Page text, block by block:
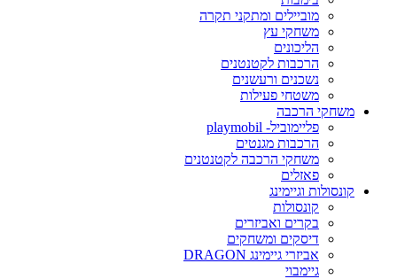
מוביילים ומתקני תקרה
משחקי עץ
הליכונים
הרכבות לקטנטנים
נשכנים ורעשנים
משטחי פעילות
משחקי הרכבה
פליימוביל- playmobil
הרכבות מגנטים
משחקי הרכבה לקטנטנים
פאזלים
קונסולות וגיימינג
קונסולות
בקרים ואביזרים
דיסקים ומשחקים
אביזרי גיימינג DRAGON
גיימבוי